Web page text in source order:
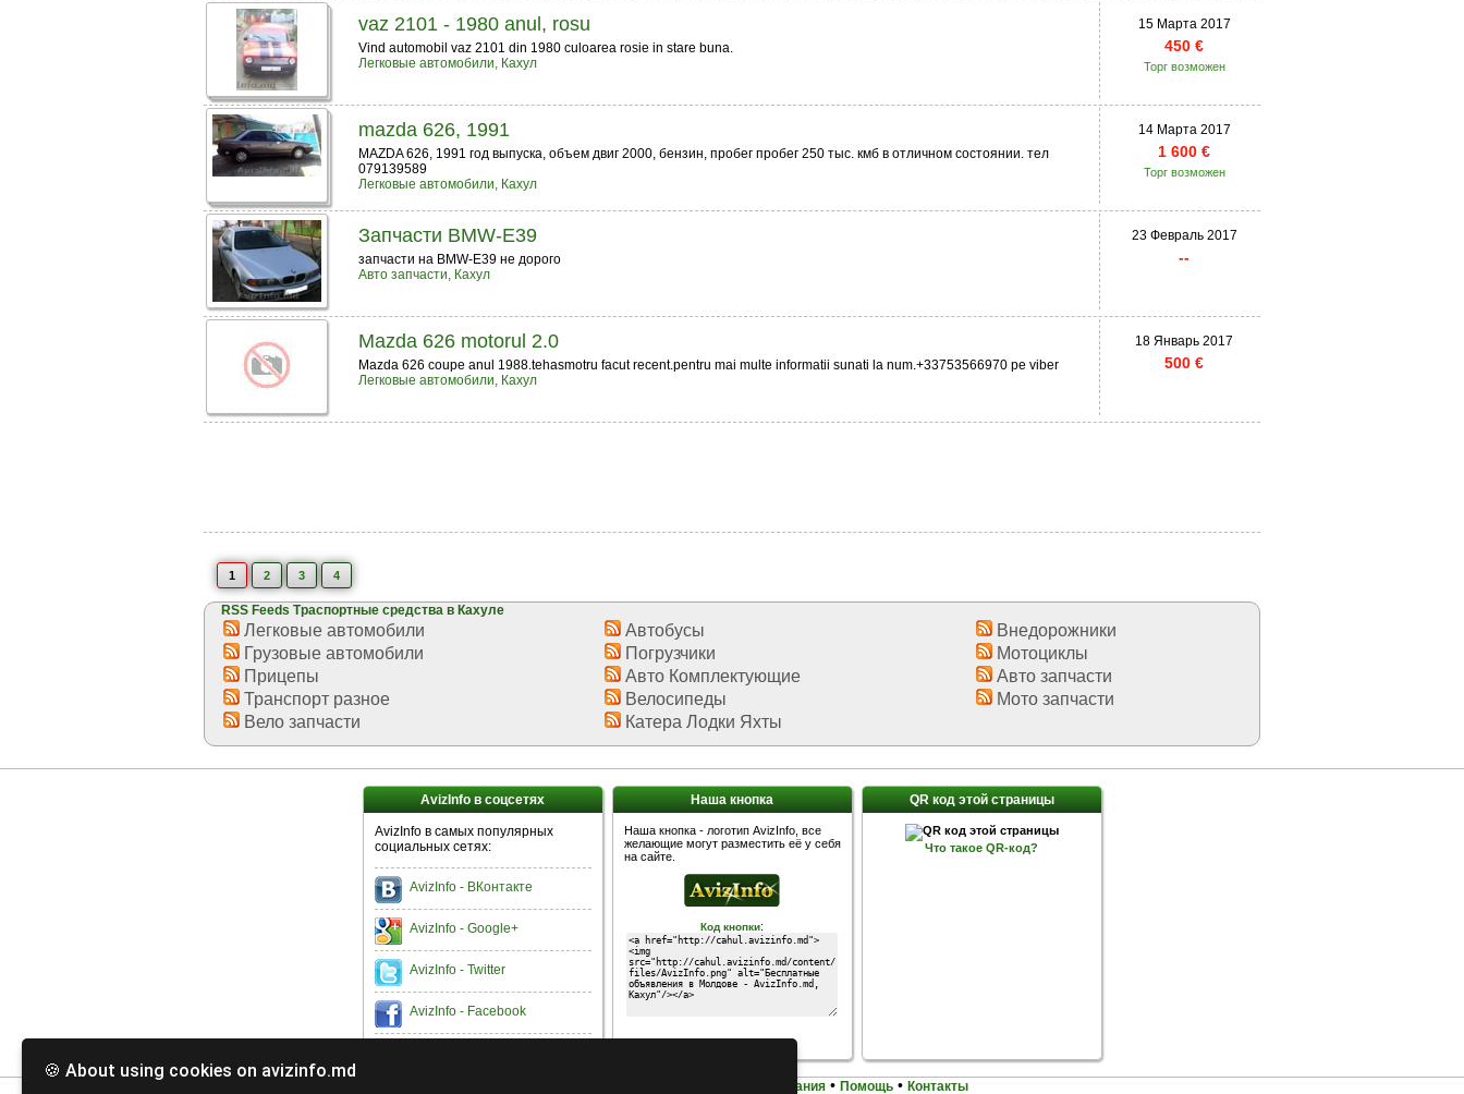
vaz 2101 - 1980 anul, rosu
Vind automobil vaz 2101 din 1980 culoarea rosie in stare buna.
Легковые автомобили, Кахул
15 Марта 2017
450 €
Торг возможен
mazda 626, 1991
MAZDA 626, 1991 год выпуска, объем двиг 2000, бензин, пробег пробег 250 тыс. кмб в отличном состоянии. тел
079139589
Легковые автомобили, Кахул
14 Марта 2017
1 600 €
Торг возможен
Запчасти BMW-E39
запчасти на BMW-E39 не дорого
Авто запчасти, Кахул
23 Февраль 2017
--
Mazda 626 motorul 2.0
Mazda 626 coupe anul 1988.tehasmotru facut recent.pentru mai multe informatii sunati la num.+33753566970 pe viber
Легковые автомобили, Кахул
18 Январь 2017
500 €
1 2 3 4
RSS Feeds Траспортные средства в Кахуле
Легковые автомобили Автобусы
Внедорожники
Грузовые автомобили
Погрузчики
Мотоциклы
Прицепы
Авто Комплектующие
Авто запчасти
Транспорт разное
Велосипеды
Мото запчасти
Вело запчасти
Катера Лодки Яхты
AvizInfo в соцсетях
AvizInfo в самых популярных
социальных сетях:
AvizInfo - ВКонтакте
AvizInfo - Google+
AvizInfo - Twitter
AvizInfo - Facebook
Наша кнопка
Наша кнопка - логотип AvizInfo, все
желающие могут разместить её у себя
на сайте.
Код кнопки:
QR код этой страницы
Что такое QR-код?
Условия использования • Помощь • Контакты
🍪 About using cookies on avizinfo.md